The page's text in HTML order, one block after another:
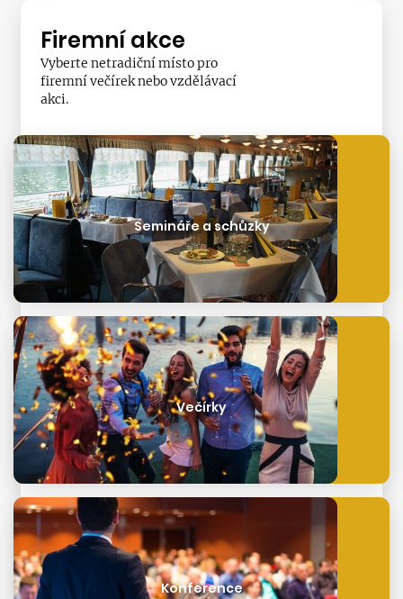
Firemní akce
Vyberte netradiční místo pro
firemní večírek nebo vzdělávací
akci.
Semináře a schůzky
Večírky
Konference